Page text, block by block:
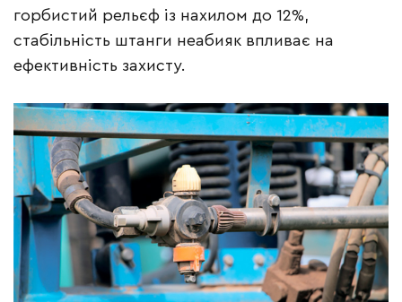
горбистий рельєф із нахилом до 12%,
стабільність штанги неабияк впливає на
ефективність захисту.